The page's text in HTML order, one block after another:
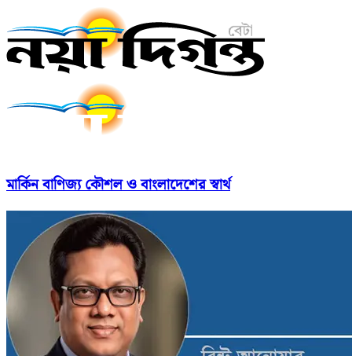
মার্কিন বাণিজ্য কৌশল ও বাংলাদেশের স্বার্থ